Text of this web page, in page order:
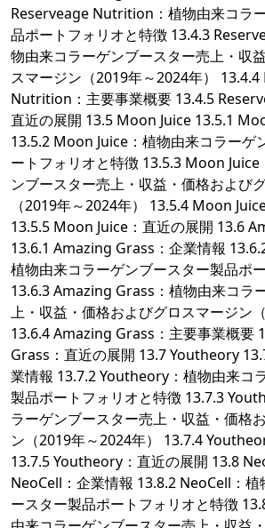
Reserveage Nutrition：植物由来コラ
品ポートフォリオと特徴 13.4.3
物由来コラーゲンブースター売上・収
スマージン（2019年～2024年）
Nutrition：主要事業概要 13.4.5
直近の展開 13.5 Moon Juice 13.5.1
13.5.2 Moon Juice：植物由来コラーゲ
ートフォリオと特徴 13.5.3 Moon
ンブースター売上・収益・価格および
（2019年～2024年） 13.5.4 Moon
13.5.5 Moon Juice：直近の展開 13.6
13.6.1 Amazing Grass：企業情報
植物由来コラーゲンブースター製品ポ
13.6.3 Amazing Grass：植物由来コラ
上・収益・価格およびグロスマージン
13.6.4 Amazing Grass：主要事業概要
Grass：直近の展開 13.7 Youtheory
業情報 13.7.2 Youtheory：植物由来コ
製品ポートフォリオと特徴 13.7.3
ラーゲンブースター売上・収益・価格
ン（2019年～2024年） 13.7.4
13.7.5 Youtheory：直近の展開 13.8
NeoCell：企業情報 13.8.2 NeoCell：
ースター製品ポートフォリオと特徴